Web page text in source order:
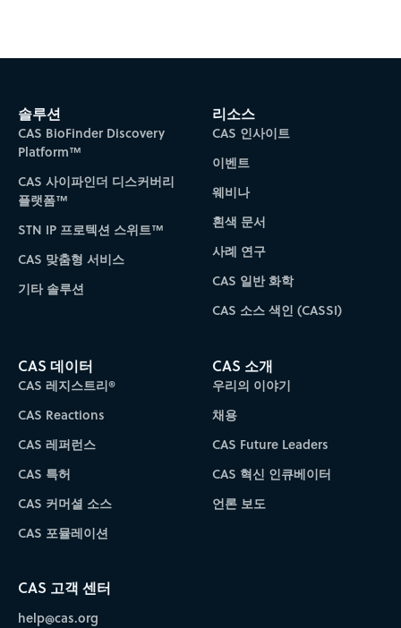
솔루션
CAS BioFinder Discovery
Platform™
CAS 사이파인더 디스커버리
플랫폼™
STN IP 프로텍션 스위트™
CAS 맞춤형 서비스
기타 솔루션
리소스
CAS 인사이트
이벤트
웨비나
흰색 문서
사례 연구
CAS 일반 화학
CAS 소스 색인 (CASSI)
CAS 데이터
CAS 레지스트리®
CAS Reactions
CAS 레퍼런스
CAS 특허
CAS 커머셜 소스
CAS 포뮬레이션
CAS 소개
우리의 이야기
채용
CAS Future Leaders
CAS 혁신 인큐베이터
언론 보도
CAS 고객 센터
help@cas.org